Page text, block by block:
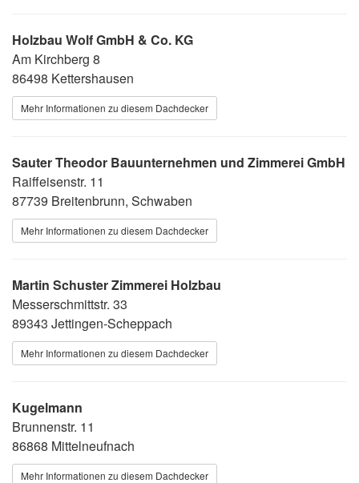
Holzbau Wolf GmbH & Co. KG
Am Kirchberg 8
86498 Kettershausen
Mehr Informationen zu diesem Dachdecker
Sauter Theodor Bauunternehmen und Zimmerei GmbH
Raiffeisenstr. 11
87739 Breitenbrunn, Schwaben
Mehr Informationen zu diesem Dachdecker
Martin Schuster Zimmerei Holzbau
Messerschmittstr. 33
89343 Jettingen-Scheppach
Mehr Informationen zu diesem Dachdecker
Kugelmann
Brunnenstr. 11
86868 Mittelneufnach
Mehr Informationen zu diesem Dachdecker